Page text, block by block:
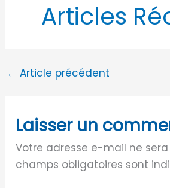
Articles
← Article précédent
Laisser un
Votre adresse e-mail ne
champs obligatoires sont